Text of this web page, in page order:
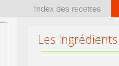
Index des recettes
Les ingrédients